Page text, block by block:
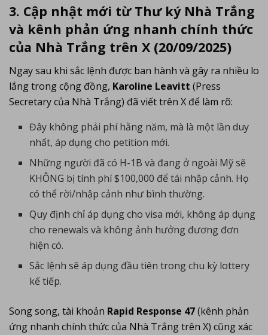
3. Cập nhật mới từ Thư ký Nhà Trắng
và kênh phản ứng nhanh chính thức
của Nhà Trắng trên X (20/09/2025)
Ngay sau khi sắc lệnh được ban hành và gây ra nhiều lo
lắng trong cộng đồng, Karoline Leavitt (Press
Secretary của Nhà Trắng) đã viết trên X để làm rõ:
Đây không phải phí hằng năm, mà là một lần duy
nhất, áp dụng cho petition mới.
Những người đã có H-1B và đang ở ngoài Mỹ sẽ
KHÔNG bị tính phí $100,000 để tái nhập cảnh. Họ
có thể rời/nhập cảnh như bình thường.
Quy định chỉ áp dụng cho visa mới, không áp dụng
cho renewals và không ảnh hưởng đương đơn
hiện có.
Sắc lệnh sẽ áp dụng đầu tiên trong chu kỳ lottery
kế tiếp.
Song song, tài khoản Rapid Response 47(kênh phản
ứng nhanh chính thức của Nhà Trắng trên X) cũng xác